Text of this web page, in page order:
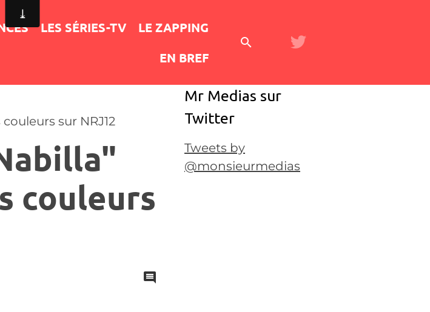
LES SÉRIES-TV
LE ZAPPING
EN BREF
sur NRJ12
couleurs
Mr Medias sur
Twitter
Tweets by
@monsieurmedias